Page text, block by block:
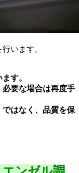
います。
す。
要な場合は再度手
はなく、品質を保